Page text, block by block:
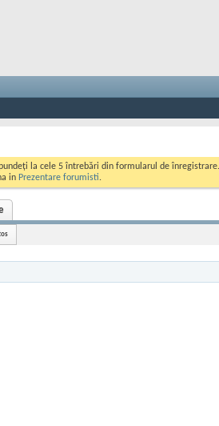
la cele 5 întrebări din formularul de
in Prezentare forumisti.